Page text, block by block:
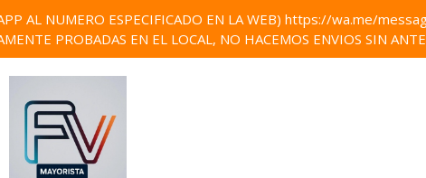
AL NUMERO ESPECIFICADO EN LA WEB) https://wa.me/
PROBADAS EN EL LOCAL, NO HACEMOS ENVIOS SIN